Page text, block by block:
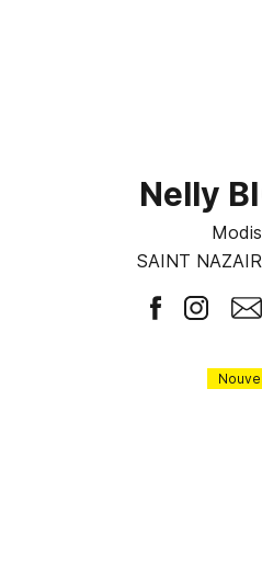
Nelly
SAINT